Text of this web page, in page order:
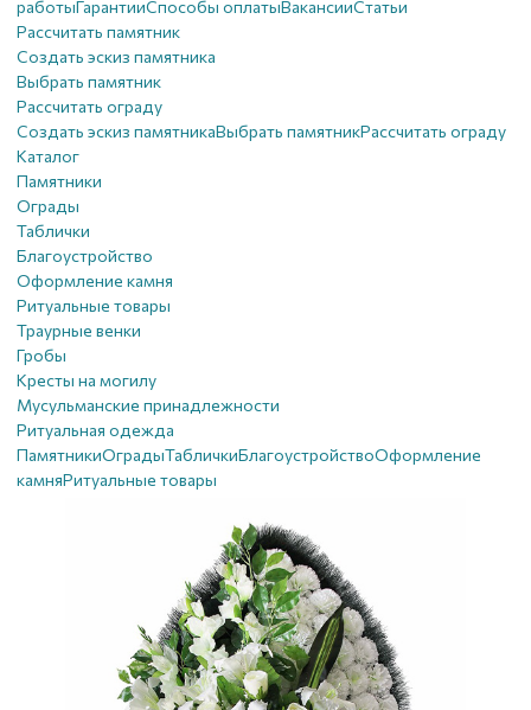
работыГарантииСпособы оплатыВакансииСтатьи
Рассчитать памятник
Создать эскиз памятника
Выбрать памятник
Рассчитать ограду
Создать эскиз памятникаВыбрать памятникРассчитать ограду
Каталог
Памятники
Ограды
Таблички
Благоустройствo
Оформление камня
Ритуальные товары
Траурные венки
Гробы
Кресты на могилу
Мусульманские принадлежности
Ритуальная одежда
ПамятникиОградыТабличкиБлагоустройствoОформление
камняРитуальные товары